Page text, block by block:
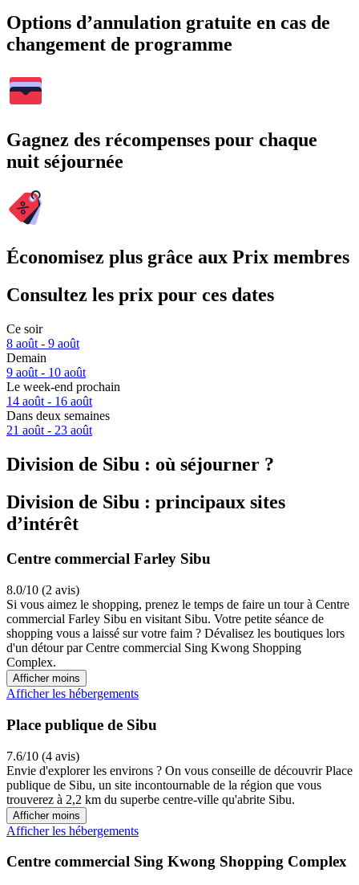
Options d’annulation gratuite en cas de
changement de programme
Gagnez des récompenses pour chaque
nuit séjournée
Économisez plus grâce aux Prix membres
Consultez les prix pour ces dates
Ce soir
8 août - 9 août
Demain
9 août - 10 août
Le week-end prochain
14 août - 16 août
Dans deux semaines
21 août - 23 août
Division de Sibu : où séjourner ?
Division de Sibu : principaux sites
d’intérêt
Centre commercial Farley Sibu
8.0/10 (2 avis)
Si vous aimez le shopping, prenez le temps de faire un tour à Centre
commercial Farley Sibu en visitant Sibu. Votre petite séance de
shopping vous a laissé sur votre faim ? Dévalisez les boutiques lors
d'un détour par Centre commercial Sing Kwong Shopping
Complex.
Afficher moins
Afficher les hébergements
Place publique de Sibu
7.6/10 (4 avis)
Envie d'explorer les environs ? On vous conseille de découvrir Place
publique de Sibu, un site incontournable de la région que vous
trouverez à 2,2 km du superbe centre-ville qu'abrite Sibu.
Afficher moins
Afficher les hébergements
Centre commercial Sing Kwong Shopping Complex